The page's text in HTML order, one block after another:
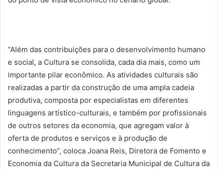
“Além das contribuições para o desenvolvimento humano
e social, a Cultura se consolida, cada dia mais, como um
importante pilar econômico. As atividades culturais são
realizadas a partir da construção de uma ampla cadeia
produtiva, composta por especialistas em diferentes
linguagens artístico-culturais, e também por profissionais
de outros setores da economia, que agregam valor à
oferta de produtos e serviços e à produção de
conhecimento”, coloca Joana Reis, Diretora de Fomento e
Economia da Cultura da Secretaria Municipal de Cultura da